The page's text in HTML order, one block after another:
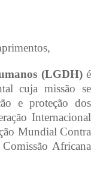
(LGDH)é
cuja missão se
e proteção dos
Internacional
Mundial Contra
Comissão Africana